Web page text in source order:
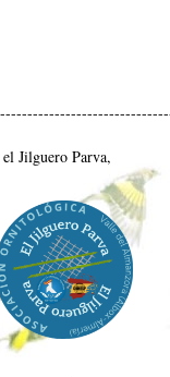
Jilguero Parva,